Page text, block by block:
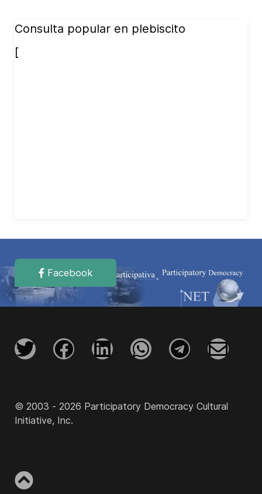
Consulta popular en plebiscito
[
Facebook
© 2003 - 2026 Participatory Democracy Cultural
Initiative, Inc.